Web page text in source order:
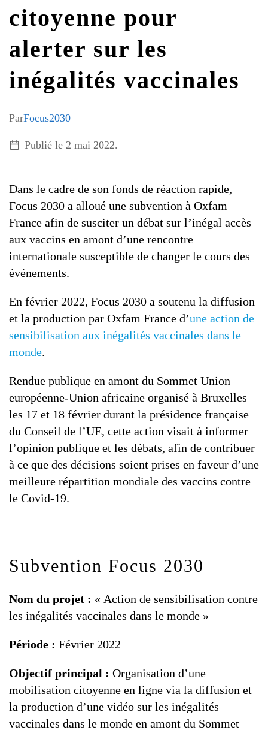
TOUS LES THÈMES
VIDÉOS
citoyenne pour
alerter sur les
inégalités vaccinales
ParFocus2030
Publié le 2 mai 2022.
Dans le cadre de son fonds de réaction rapide,
Focus 2030 a alloué une subvention à Oxfam
France afin de susciter un débat sur l’inégal accès
aux vaccins en amont d’une rencontre
internationale susceptible de changer le cours des
événements.
En février 2022, Focus 2030 a soutenu la diffusion
et la production par Oxfam France d’une action de
sensibilisation aux inégalités vaccinales dans le
monde.
Rendue publique en amont du Sommet Union
européenne-Union africaine organisé à Bruxelles
les 17 et 18 février durant la présidence française
du Conseil de l’UE, cette action visait à informer
l’opinion publique et les débats, afin de contribuer
à ce que des décisions soient prises en faveur d’une
meilleure répartition mondiale des vaccins contre
le Covid-19.
Subvention Focus 2030
Nom du projet : « Action de sensibilisation contre
les inégalités vaccinales dans le monde »
Période : Février 2022
Objectif principal : Organisation d’une
mobilisation citoyenne en ligne via la diffusion et
la production d’une vidéo sur les inégalités
vaccinales dans le monde en amont du Sommet